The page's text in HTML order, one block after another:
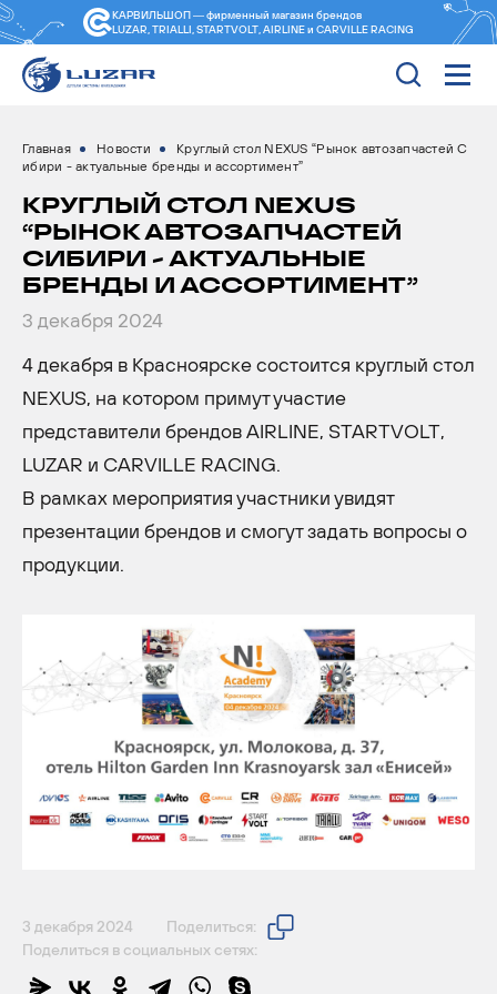
КАРВИЛЬШОП — фирменный магазин брендов
LUZAR, TRIALLI, STARTVOLT, AIRLINE и CARVILLE RACING
Главная Новости
Круглый стол NEXUS “Рынок автозапчастей С
ибири - актуальные бренды и ассортимент”
КРУГЛЫЙ СТОЛ NEXUS
“РЫНОК АВТОЗАПЧАСТЕЙ
СИБИРИ - АКТУАЛЬНЫЕ
БРЕНДЫ И АССОРТИМЕНТ”
3 декабря 2024
4 декабря в Красноярске состоится круглый стол
NEXUS, на котором примут участие
представители брендов AIRLINE, STARTVOLT,
LUZAR и CARVILLE RACING.
В рамках мероприятия участники увидят
презентации брендов и смогут задать вопросы о
продукции.
3 декабря 2024
Поделиться:
Поделиться в социальных сетях: